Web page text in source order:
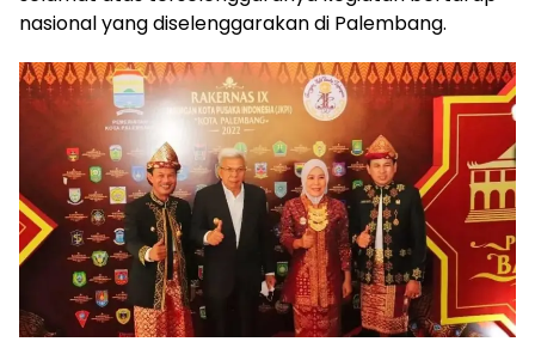
nasional yang diselenggarakan di Palembang.